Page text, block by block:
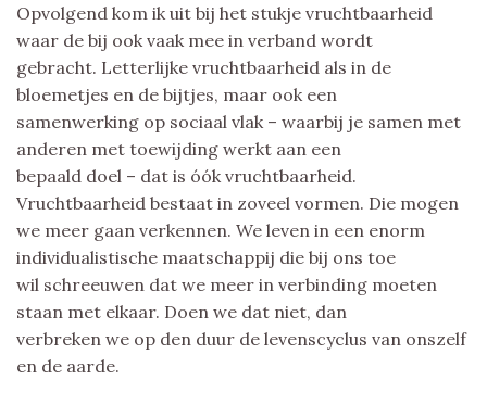
Opvolgend kom ik uit bij het stukje vruchtbaarheid
waar de bij ook vaak mee in verband wordt
gebracht. Letterlijke vruchtbaarheid als in de
bloemetjes en de bijtjes, maar ook een
samenwerking op sociaal vlak – waarbij je samen met
anderen met toewijding werkt aan een
bepaald doel – dat is óók vruchtbaarheid.
Vruchtbaarheid bestaat in zoveel vormen. Die mogen
we meer gaan verkennen. We leven in een enorm
individualistische maatschappij die bij ons toe
wil schreeuwen dat we meer in verbinding moeten
staan met elkaar. Doen we dat niet, dan
verbreken we op den duur de levenscyclus van onszelf
en de aarde.